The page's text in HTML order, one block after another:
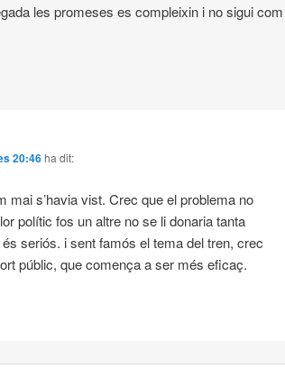
les promeses es compleixin i no sigui com
20:46 ha dit:
mai s’havia vist. Crec que el problema no
polític fos un altre no se li donaria tanta
seriós. i sent famós el tema del tren, crec
públic, que comença a ser més eficaç.